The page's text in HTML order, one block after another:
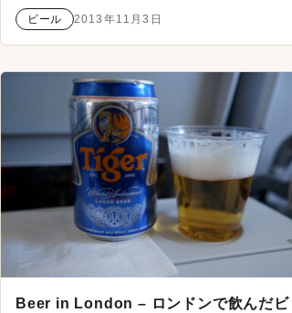
ビール 2013年11月3日
Beer in London – ロンドンで飲んだビ